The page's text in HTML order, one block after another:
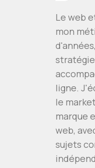
Le web
mon
ligne.
le
marque
web,
sujets